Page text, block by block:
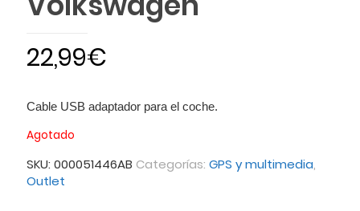
22,99€
Cable USB adaptador para el coche.
Agotado
SKU: 000051446AB Categorías: GPS y multimedia,
Outlet